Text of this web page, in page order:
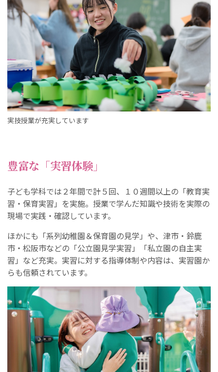
実技授業が充実しています
豊富な「実習体験」
子ども学科では２年間で計５回、１０週間以上の「教育実
習・保育実習」を実施。授業で学んだ知識や技術を実際の
現場で実践・確認しています。
ほかにも「系列幼稚園＆保育園の見学」や、津市・鈴鹿
市・松阪市などの「公立園見学実習」「私立園の自主実
習」など充実。実習に対する指導体制や内容は、実習園か
らも信頼されています。